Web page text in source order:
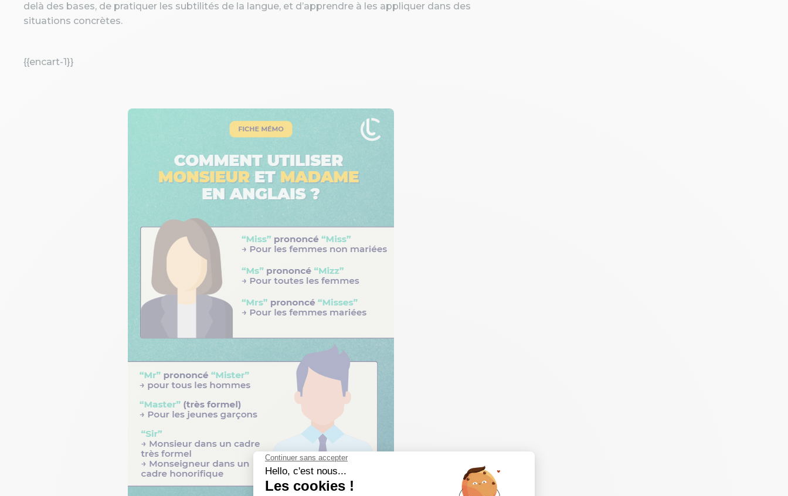
delà des bases, de pratiquer les subtilités de la langue, et d’apprendre à les appliquer dans des
situations concrètes.
{{encart-1}}